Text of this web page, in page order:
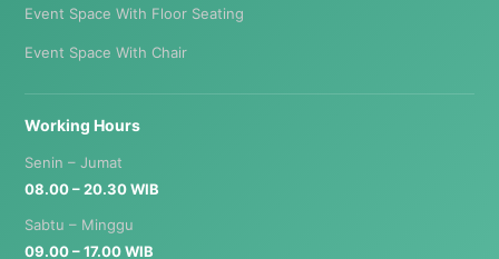
Event Space With Floor Seating
Event Space With Chair
Working Hours
Senin – Jumat
08.00 – 20.30 WIB
Sabtu – Minggu
09.00 – 17.00 WIB